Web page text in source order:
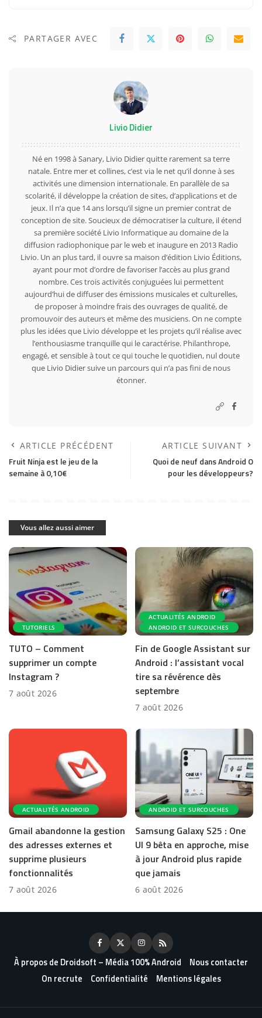
PARTAGER AVEC
Livio Didier
Né en 1998 à Sanary, Livio Didier quitte rarement sa terre
natale. Entre mer et collines, c’est via le net qu’il donne à ses
activités une dimension internationale. En parallèle de sa
scolarité, il développe la création de sites, d’applications et de
jeux. Il n’a que 14 ans lorsqu’il signe un premier contrat de
conception de site. Soucieux de démocratiser la culture, il étend
sa première société Livio Informatique au domaine de la
diffusion radiophonique par le web et inaugure en 2013 Radio
Livio. Un an plus tard, il ouvre sa maison d’édition Livio Éditions,
ayant pour mot d’ordre de favoriser l’accès au plus grand
nombre. Ces trois activités conjuguées lui permettent
aujourd’hui de diffuser des émissions musicales et culturelles,
de proposer à moindre frais des ouvrages de qualité, de
promouvoir des auteurs et même des musiciens. On ne compte
plus les idées que Livio développe et les projets qu’il réalise avec
l’enthousiasme tranquille qui le caractérise. Philanthrope,
engagé, et sensible à tout ce qui touche le quotidien, nul doute
que Livio Didier suive un parcours qui n’a pas fini de nous
étonner.
ARTICLE PRÉCÉDENT
Fruit Ninja est le jeu de la
semaine à 0,10€
ARTICLE SUIVANT
Quoi de neuf dans Android O
pour les développeurs?
Vous allez aussi aimer
TUTORIELS
TUTO – Comment
supprimer un compte
Instagram ?
7 août 2026
ACTUALITÉS ANDROID
ANDROID ET SURCOUCHES
Fin de Google Assistant sur
Android : l’assistant vocal
tire sa révérence dès
septembre
7 août 2026
ACTUALITÉS ANDROID
Gmail abandonne la gestion
des adresses externes et
supprime plusieurs
fonctionnalités
7 août 2026
ANDROID ET SURCOUCHES
Samsung Galaxy S25 : One
UI 9 bêta en approche, mise
à jour Android plus rapide
que jamais
6 août 2026
À propos de Droidsoft – Média 100% Android
Nous contacter
On recrute
Confidentialité Mentions légales